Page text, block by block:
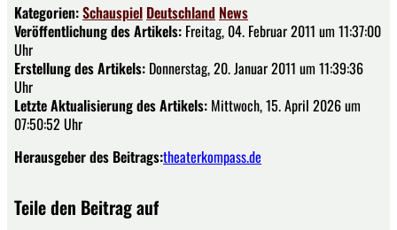
Kategorien:Schauspiel Deutschland News
Veröffentlichung des Artikels: Freitag, 04. Februar 2011 um 11:37:00
Uhr
Erstellung des Artikels: Donnerstag, 20. Januar 2011 um 11:39:36
Uhr
Letzte Aktualisierung des Artikels: Mittwoch, 15. April 2026 um
07:50:52 Uhr
Herausgeber des Beitrags:theaterkompass.de
Teile den Beitrag auf